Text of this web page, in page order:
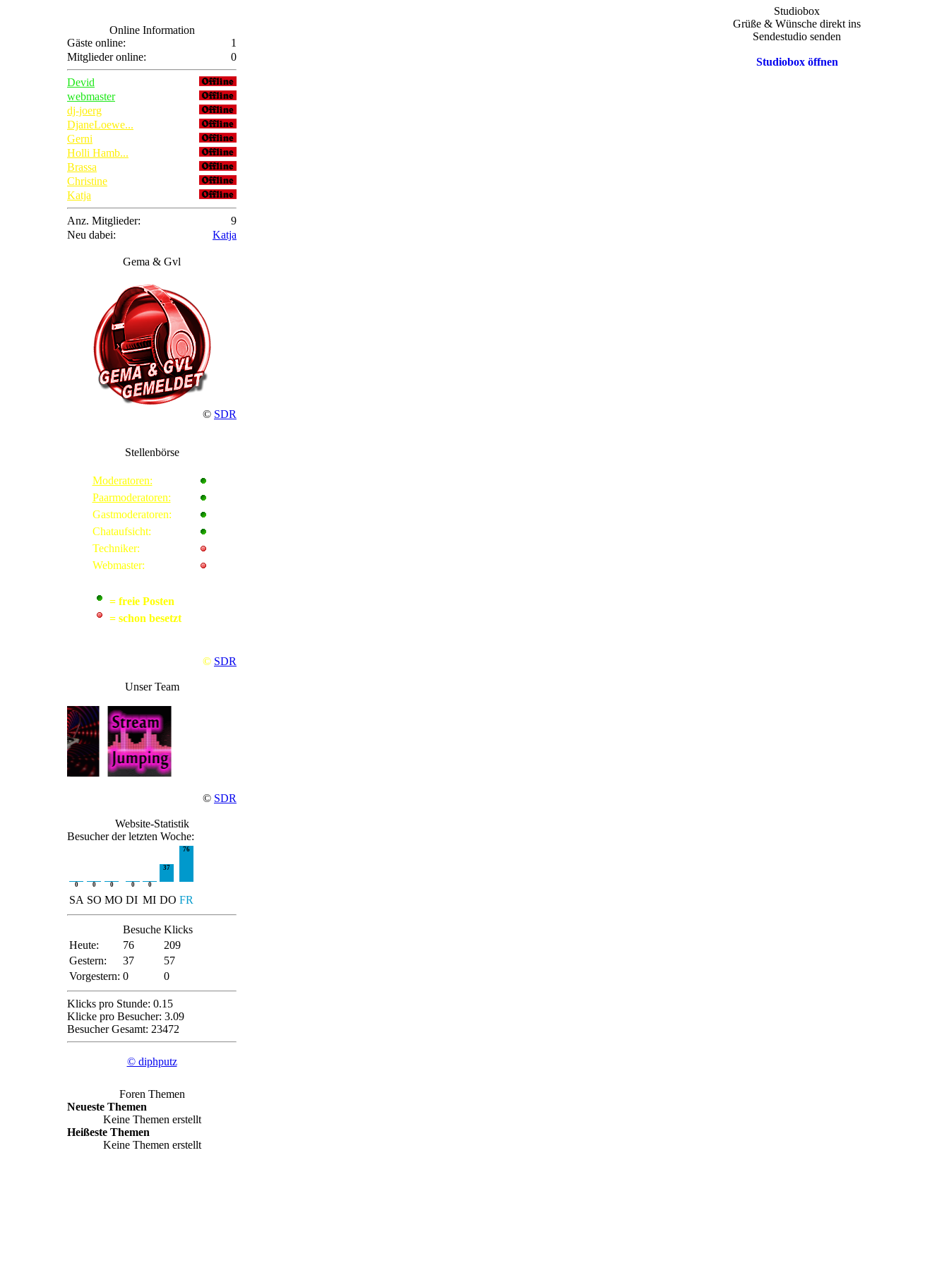
Online Information
Gäste online:
1
Mitglieder online:
0
Devid
webmaster
dj-joerg
DjaneLoewe...
Gerni
Holli Hamb...
Brassa
Christine
Katja
Anz. Mitglieder:
9
Neu dabei:
Katja
Gema & Gvl
© SDR
Stellenbörse
Moderatoren:
Paarmoderatoren:
Gastmoderatoren:
Chataufsicht:
Techniker:
Webmaster:
= freie Posten
= schon besetzt
© SDR
Unser Team
© SDR
Website-Statistik
Besucher der letzten Woche:
0 0 0 0 0
37
76
SA SO MO DI MI DO FR
Besuche Klicks
Heute:
76
209
Gestern:
37
57
Vorgestern: 0 0
Klicks pro Stunde: 0.15
Klicke pro Besucher: 3.09
Besucher Gesamt: 23472
© diphputz
Foren Themen
Neueste Themen
Keine Themen erstellt
Heißeste Themen
Keine Themen erstellt
Studiobox
Grüße & Wünsche direkt ins
Sendestudio senden
Studiobox öffnen